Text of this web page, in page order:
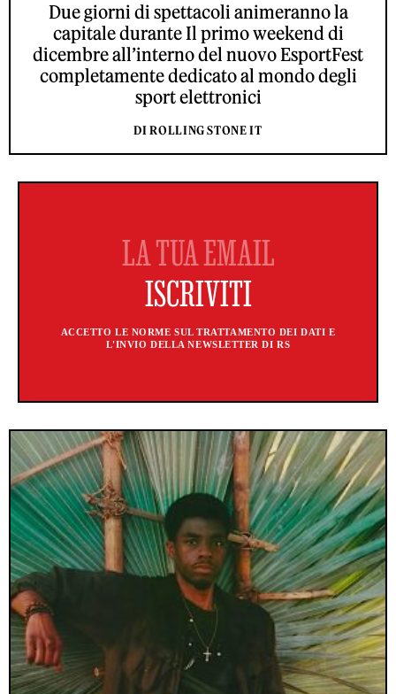
Due giorni di spettacoli animeranno la
capitale durante Il primo weekend di
dicembre all’interno del nuovo EsportFest
completamente dedicato al mondo degli
sport elettronici
DI ROLLING STONE IT
ACCETTO LE NORME SUL TRATTAMENTO DEI DATI E
L'INVIO DELLA NEWSLETTER DI RS